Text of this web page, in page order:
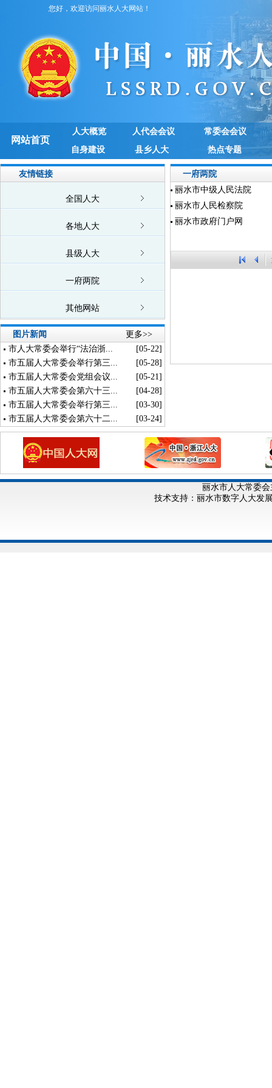
您好，欢迎访问丽水人大网站！
网站首页
人大概览 人代会会议
常委会会议
自身建设
县乡人大 热点专题
友情链接
全国人大
各地人大
县级人大
一府两院
其他网站
图片新闻
更多>>
市人大常委会举行“法治浙...
[05-22]
市五届人大常委会举行第三...
[05-28]
市五届人大常委会党组会议...
[05-21]
市五届人大常委会第六十三...
[04-28]
市五届人大常委会举行第三...
[03-30]
市五届人大常委会第六十二...
[03-24]
一府两院
丽水市中级人民法院
丽水市人民检察院
丽水市政府门户网
丽水市人大常委会
技术支持：丽水市数字人大发